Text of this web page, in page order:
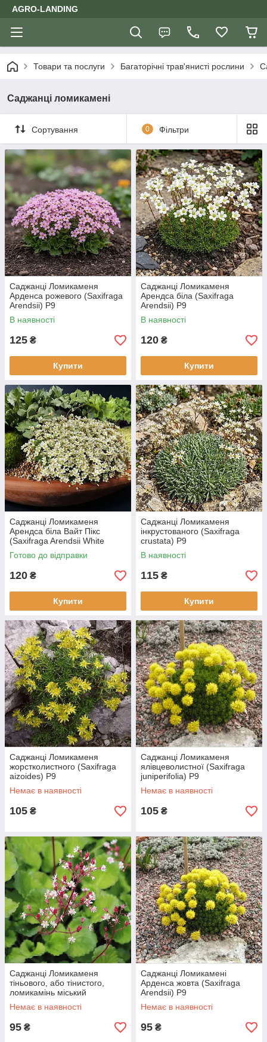
AGRO-LANDING
Товари та послуги Багаторічні трав'янисті рослини
Саджанці ломикамені
Сортування 0 Фільтри
Саджанці Ломикаменя
Арденса рожевого (Saxifraga
Arendsii) Р9
В наявності
125 ₴
Купити
Саджанці Ломикаменя
Арендса біла (Saxifraga
Arendsii) Р9
В наявності
120 ₴
Купити
Саджанці Ломикаменя
Арендса біла Вайт Пікс
(Saxifraga Arendsii White
Pixie) Р9
Готово до відправки
120 ₴
Купити
Саджанці Ломикаменя
інкрустованого (Saxifraga
crustata) P9
В наявності
115 ₴
Купити
Саджанці Ломикаменя
жорстколистного (Saxifraga
aizoides) Р9
Немає в наявності
105 ₴
Саджанці Ломикаменя
ялівцеволистної (Saxifraga
juniperifolia) Р9
Немає в наявності
105 ₴
Саджанці Ломикаменя
тіньового, або тінистого,
ломикамінь міський
(Saxifraga Umbrosa) Р9
Немає в наявності
95 ₴
Саджанці Ломикамені
Арденса жовта (Saxifraga
Arendsii) Р9
Немає в наявності
95 ₴